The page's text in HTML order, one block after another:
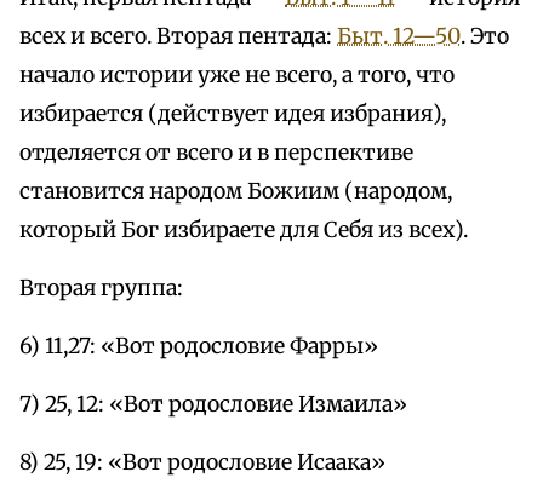
всех и всего. Вторая пентада: Быт. 12—50. Это
начало истории уже не всего, а того, что
избирается (действует идея избрания),
отделяется от всего и в перспективе
становится народом Божиим (народом,
который Бог избираете для Себя из всех).
Вторая группа:
6) 11,27: «Вот родословие Фарры»
7) 25, 12: «Вот родословие Измаила»
8) 25, 19: «Вот родословие Исаака»